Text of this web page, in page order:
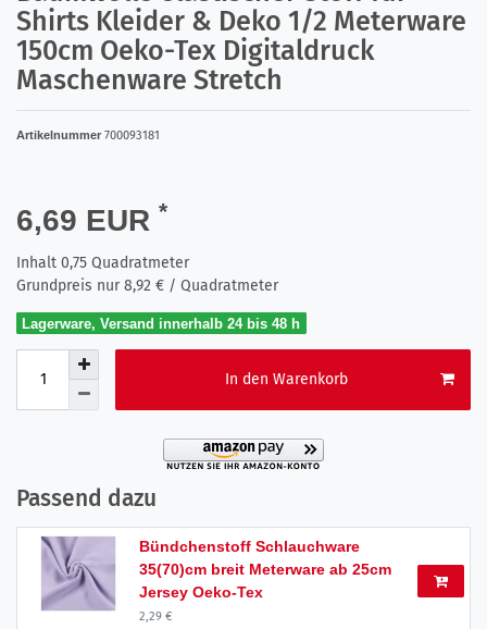
Shirts Kleider & Deko 1/2 Meterware
150cm Oeko-Tex Digitaldruck
Maschenware Stretch
Artikelnummer 700093181
6,69 EUR *
Inhalt 0,75 Quadratmeter
Grundpreis nur8,92 € / Quadratmeter
Lagerware, Versand innerhalb 24 bis 48 h
In den Warenkorb
Passend dazu
Bündchenstoff Schlauchware
35(70)cm breit Meterware ab 25cm
Jersey Oeko-Tex
2,29 €